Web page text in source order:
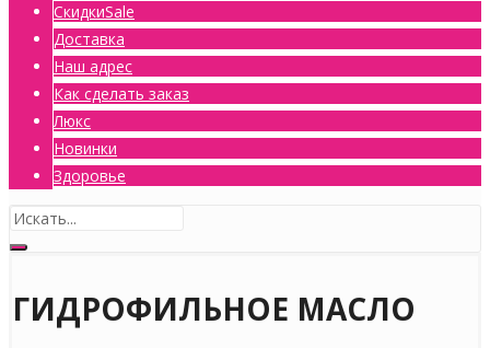
СкидкиSale
Доставка
Наш адрес
Как сделать заказ
Люкс
Новинки
Здоровье
ГИДРОФИЛЬНОЕ МАСЛО